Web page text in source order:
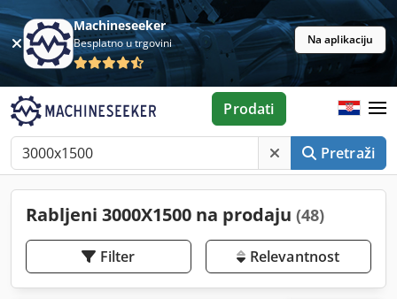
Machineseeker
Besplatno u trgovini Na aplikaciju
Pretraži
Prodati
Rabljeni 3000X1500 na prodaju (48)
Filter Relevantnost